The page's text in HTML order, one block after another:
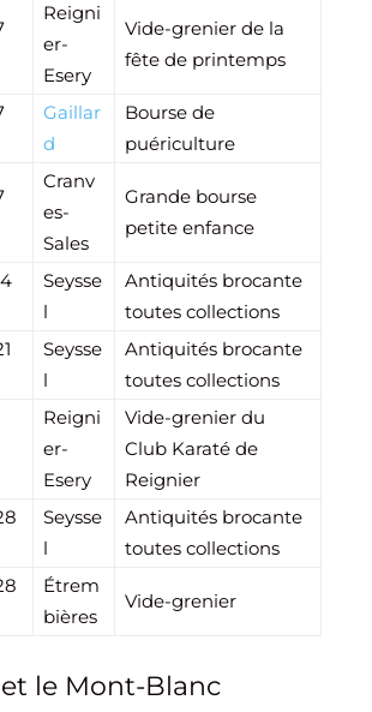
Reigni
er-
Esery
Vide-grenier de la
fête de printemps
Gaillar
d
Bourse de
puériculture
Cranv
es-
Sales
Grande bourse
petite enfance
Seysse
l
Antiquités brocante
toutes collections
Seysse
l
Antiquités brocante
toutes collections
Reigni
er-
Esery
Vide-grenier du
Club Karaté de
Reignier
Seysse
l
Antiquités brocante
toutes collections
Étrem
bières
Vide-grenier
le Mont-Blanc